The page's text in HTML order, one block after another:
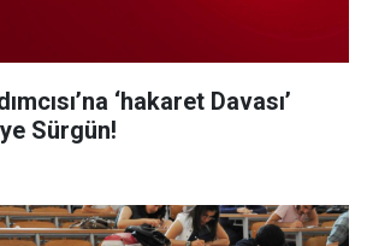
‘hakaret Davası’
Sürgün!